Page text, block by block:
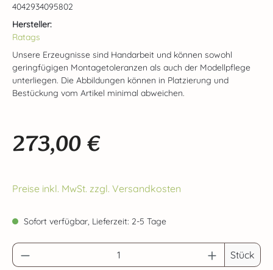
4042934095802
Hersteller:
Ratags
Unsere Erzeugnisse sind Handarbeit und können sowohl
geringfügigen Montagetoleranzen als auch der Modellpflege
unterliegen. Die Abbildungen können in Platzierung und
Bestückung vom Artikel minimal abweichen.
Regulärer Preis:
273,00 €
Preise inkl. MwSt. zzgl. Versandkosten
Sofort verfügbar, Lieferzeit: 2-5 Tage
Produkt Anzahl: Gib den gewünschtenStück